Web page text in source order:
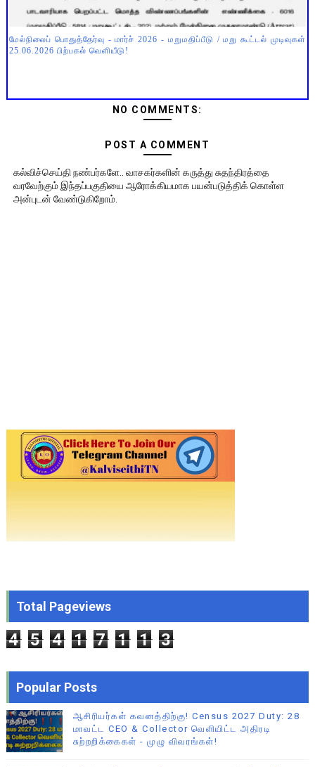
மேல்நிலைப் பொதுத்தேர்வு - மார்ச் 2026 - மறுமதிப்பீடு / மறு கூட்டல் முடிவுகள்
25.06.2026 பிற்பகல் வெளியீடு!
NO COMMENTS:
POST A COMMENT
கல்விச்செய்தி நண்பர்களே.. வாசகர்களின் கருத்து சுதந்திரத்தை
வரவேற்கும் இந்தப்பகுதியை ஆரோக்கியமாக பயன்படுத்திக் கொள்ள
அன்புடன் வேண்டுகிறோம்.
Total Pageviews
4 5 4 1 7 1 1 3
Popular Posts
ஆசிரியர்கள் கவனத்திற்கு! Census 2027 Duty: 28
மாவட்ட CEO & Collector வெளியிட்ட அதிரடி
சுற்றறிக்கைகள் - முழு விவரங்கள்!